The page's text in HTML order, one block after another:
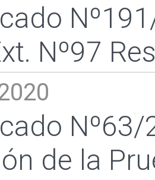
Nº97
Nº63/
de la